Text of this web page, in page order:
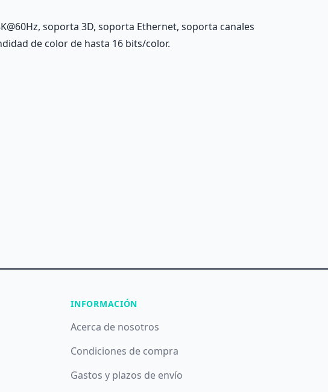
soporta 3D, soporta Ethernet, soporta canales
de color de hasta 16 bits/color.
INFORMACIÓN
Acerca de nosotros
Condiciones de compra
Gastos y plazos de envío